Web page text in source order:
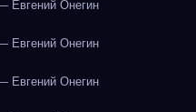
Евгений Онегин
Евгений Онегин
Евгений Онегин